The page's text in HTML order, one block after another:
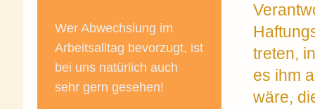
treten,
es ihm
wäre,
Wer Abwechslung im
Arbeitsalltag bevorzugt, ist
bei uns natürlich auch
sehr gern gesehen!